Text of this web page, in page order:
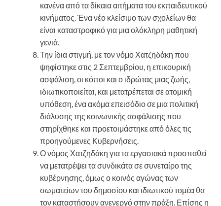
κανένα από τα δίκαια αιτήματα του εκπαιδευτικού
κινήματος. Ένα νέο κλείσιμο των σχολείων θα
είναι καταστροφικό για μια ολόκληρη μαθητική
γενιά.
Την ίδια στιγμή, με τον νόμο Χατζηδάκη που
ψηφίστηκε στις 2 Σεπτεμβρίου, η επικουρική
ασφάλιση, οι κόποι και ο ιδρώτας μιας ζωής,
ιδιωτικοποιείται, και μετατρέπεται σε ατομική
υπόθεση, ένα ακόμα επεισόδιο σε μια πολιτική
διάλυσης της κοινωνικής ασφάλισης που
στηρίχθηκε και προετοιμάστηκε από όλες τις
προηγούμενες Κυβερνήσεις.
Ο νόμος Χατζηδάκη για τα εργασιακά προσπαθεί
να μετατρέψει τα συνδικάτα σε συνεταίρο της
κυβέρνησης, όμως ο κοινός αγώνας των
σωματείων του δημοσίου και ιδιωτικού τομέα θα
τον καταστήσουν ανενεργό στην πράξη. Επίσης η